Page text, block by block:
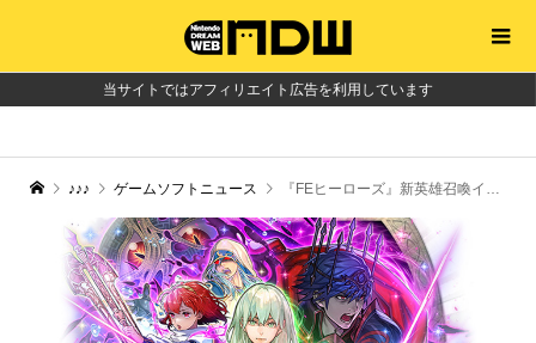
当サイトではアフィリエイト広告を利用しています
♪♪♪ ゲームソフトニュース 『FEヒーローズ』新英雄召喚イベント「新英雄＆魔器クロム」23年5月9日16時より開催